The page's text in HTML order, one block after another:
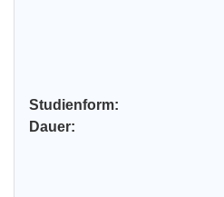
Studienform:
Dauer: